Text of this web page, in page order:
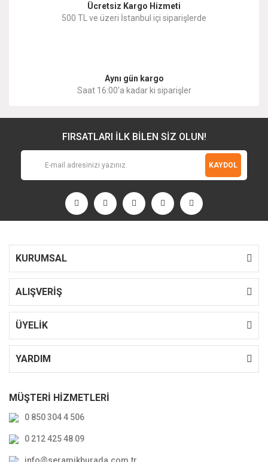
Ücretsiz Kargo Hizmeti
500 TL ve üzeri İstanbul içi siparişlerde
Aynı gün kargo
Saat 16:00'a kadar ki siparişler
FIRSATLARI İLK BİLEN SİZ OLUN!
KAYDOL
KURUMSAL
ALIŞVERİŞ
ÜYELİK
YARDIM
MÜŞTERİ HİZMETLERİ
0 850 304 4 506
0 212 425 48 09
info@seramikburada.com.tr